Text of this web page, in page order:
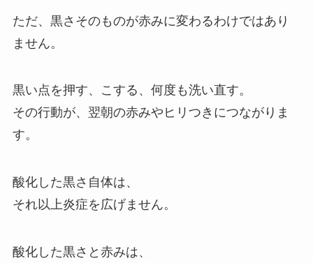
ただ、黒さそのものが赤みに変わるわけではあり
ません。
黒い点を押す、こする、何度も洗い直す。
その行動が、翌朝の赤みやヒリつきにつながりま
す。
酸化した黒さ自体は、
それ以上炎症を広げません。
酸化した黒さと赤みは、